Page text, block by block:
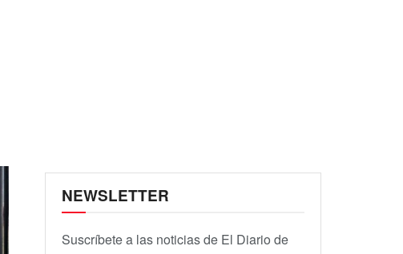
NEWSLETTER
Suscríbete a las noticias de El Diario de